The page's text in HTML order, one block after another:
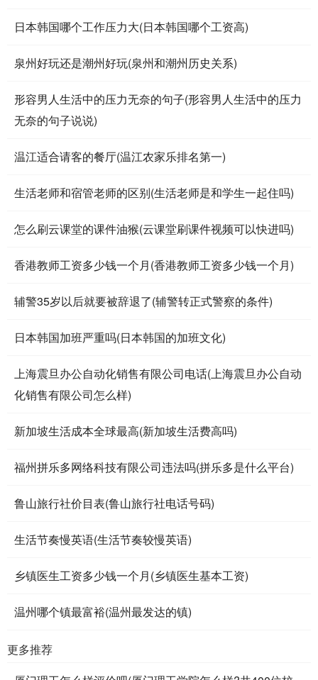
日本韩国哪个工作压力大(日本韩国哪个工资高)
泉州好玩还是潮州好玩(泉州和潮州历史关系)
形容男人生活中的压力无奈的句子(形容男人生活中的压力
无奈的句子说说)
温江适合请客的餐厅(温江农家乐排名第一)
生活老师和宿管老师的区别(生活老师是和学生一起住吗)
怎么刷云课堂的课件油猴(云课堂刷课件视频可以快进吗)
香港教师工资多少钱一个月(香港教师工资多少钱一个月)
辅警35岁以后就要被辞退了(辅警转正式警察的条件)
日本韩国加班严重吗(日本韩国的加班文化)
上海震旦办公自动化销售有限公司电话(上海震旦办公自动
化销售有限公司怎么样)
新加坡生活成本全球最高(新加坡生活费高吗)
福州拼乐多网络科技有限公司违法吗(拼乐多是什么平台)
鲁山旅行社价目表(鲁山旅行社电话号码)
生活节奏慢英语(生活节奏较慢英语)
乡镇医生工资多少钱一个月(乡镇医生基本工资)
温州哪个镇最富裕(温州最发达的镇)
更多推荐